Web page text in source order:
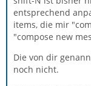
entsprechend
items, die mir
"compose new
Die von dir
noch nicht.